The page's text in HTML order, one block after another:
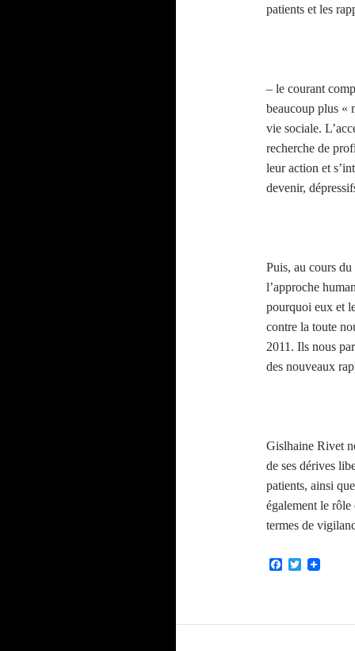
patients et les
– le courant
beaucoup plus «
vie sociale.
recherche de
leur action et
devenir,
Puis, au cours
l’approche
pourquoi eux et
contre la toute
2011. Ils nous
des nouveaux
Gislhaine Rivet
de ses dérives
patients, ainsi
également le
termes de
F
o
T
e